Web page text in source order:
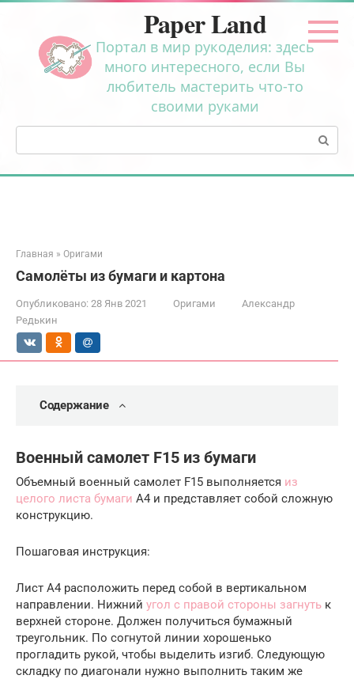
Перейти
контенту
Paper Land
Портал в мир рукоделия: здесь
много интересного, если Вы
любитель мастерить что-то
своими руками
Поиск:
Главная » Оригами
Самолёты из бумаги и картона
Опубликовано: 28 Янв 2021 Оригами
Александр
Редькин
Содержание
Военный самолет F15 из бумаги
Объемный военный самолет F15 выполняется из
целого листа бумаги A4 и представляет собой сложную
конструкцию.
Пошаговая инструкция:
Лист A4 расположить перед собой в вертикальном
направлении. Нижний угол с правой стороны загнуть к
верхней стороне. Должен получиться бумажный
треугольник. По согнутой линии хорошенько
прогладить рукой, чтобы выделить изгиб. Следующую
складку по диагонали нужно выполнить таким же